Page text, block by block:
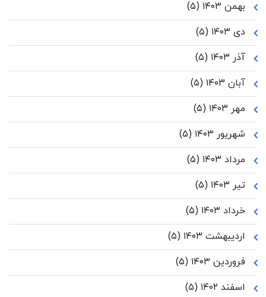
بهمن ۱۴۰۳
(۵)
دی ۱۴۰۳
(۵)
آذر ۱۴۰۳
(۵)
آبان ۱۴۰۳
(۵)
مهر ۱۴۰۳
(۵)
شهریور ۱۴۰۳
(۵)
مرداد ۱۴۰۳
(۵)
تیر ۱۴۰۳
(۵)
خرداد ۱۴۰۳
(۵)
اردیبهشت ۱۴۰۳
(۵)
فروردین ۱۴۰۳
(۵)
اسفند ۱۴۰۲
(۵)